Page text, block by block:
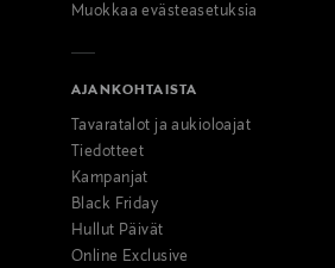
Muokkaa evästeasetuksia
AJANKOHTAISTA
Tavaratalot ja aukioloajat
Tiedotteet
Kampanjat
Black Friday
Hullut Päivät
Online Exclusive